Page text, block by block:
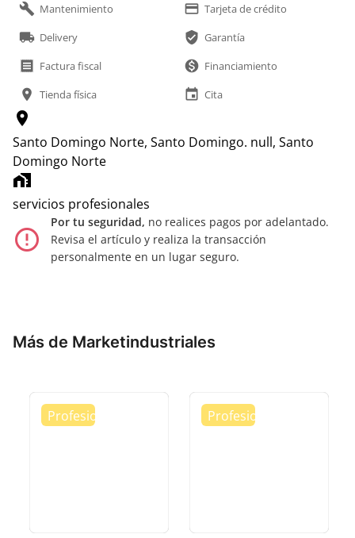
build Mantenimiento payment Tarjeta de crédito
local_shipping Delivery verified_user Garantía
receipt Factura fiscal monetization_on Financiamiento
location_on Tienda física event Cita
location_on
Santo Domingo Norte, Santo Domingo. null, Santo
Domingo Norte
home_work
servicios profesionales
error_outline
Por tu seguridad, no realices pagos por adelantado.
Revisa el artículo y realiza la transacción
personalmente en un lugar seguro.
Más de Marketindustriales